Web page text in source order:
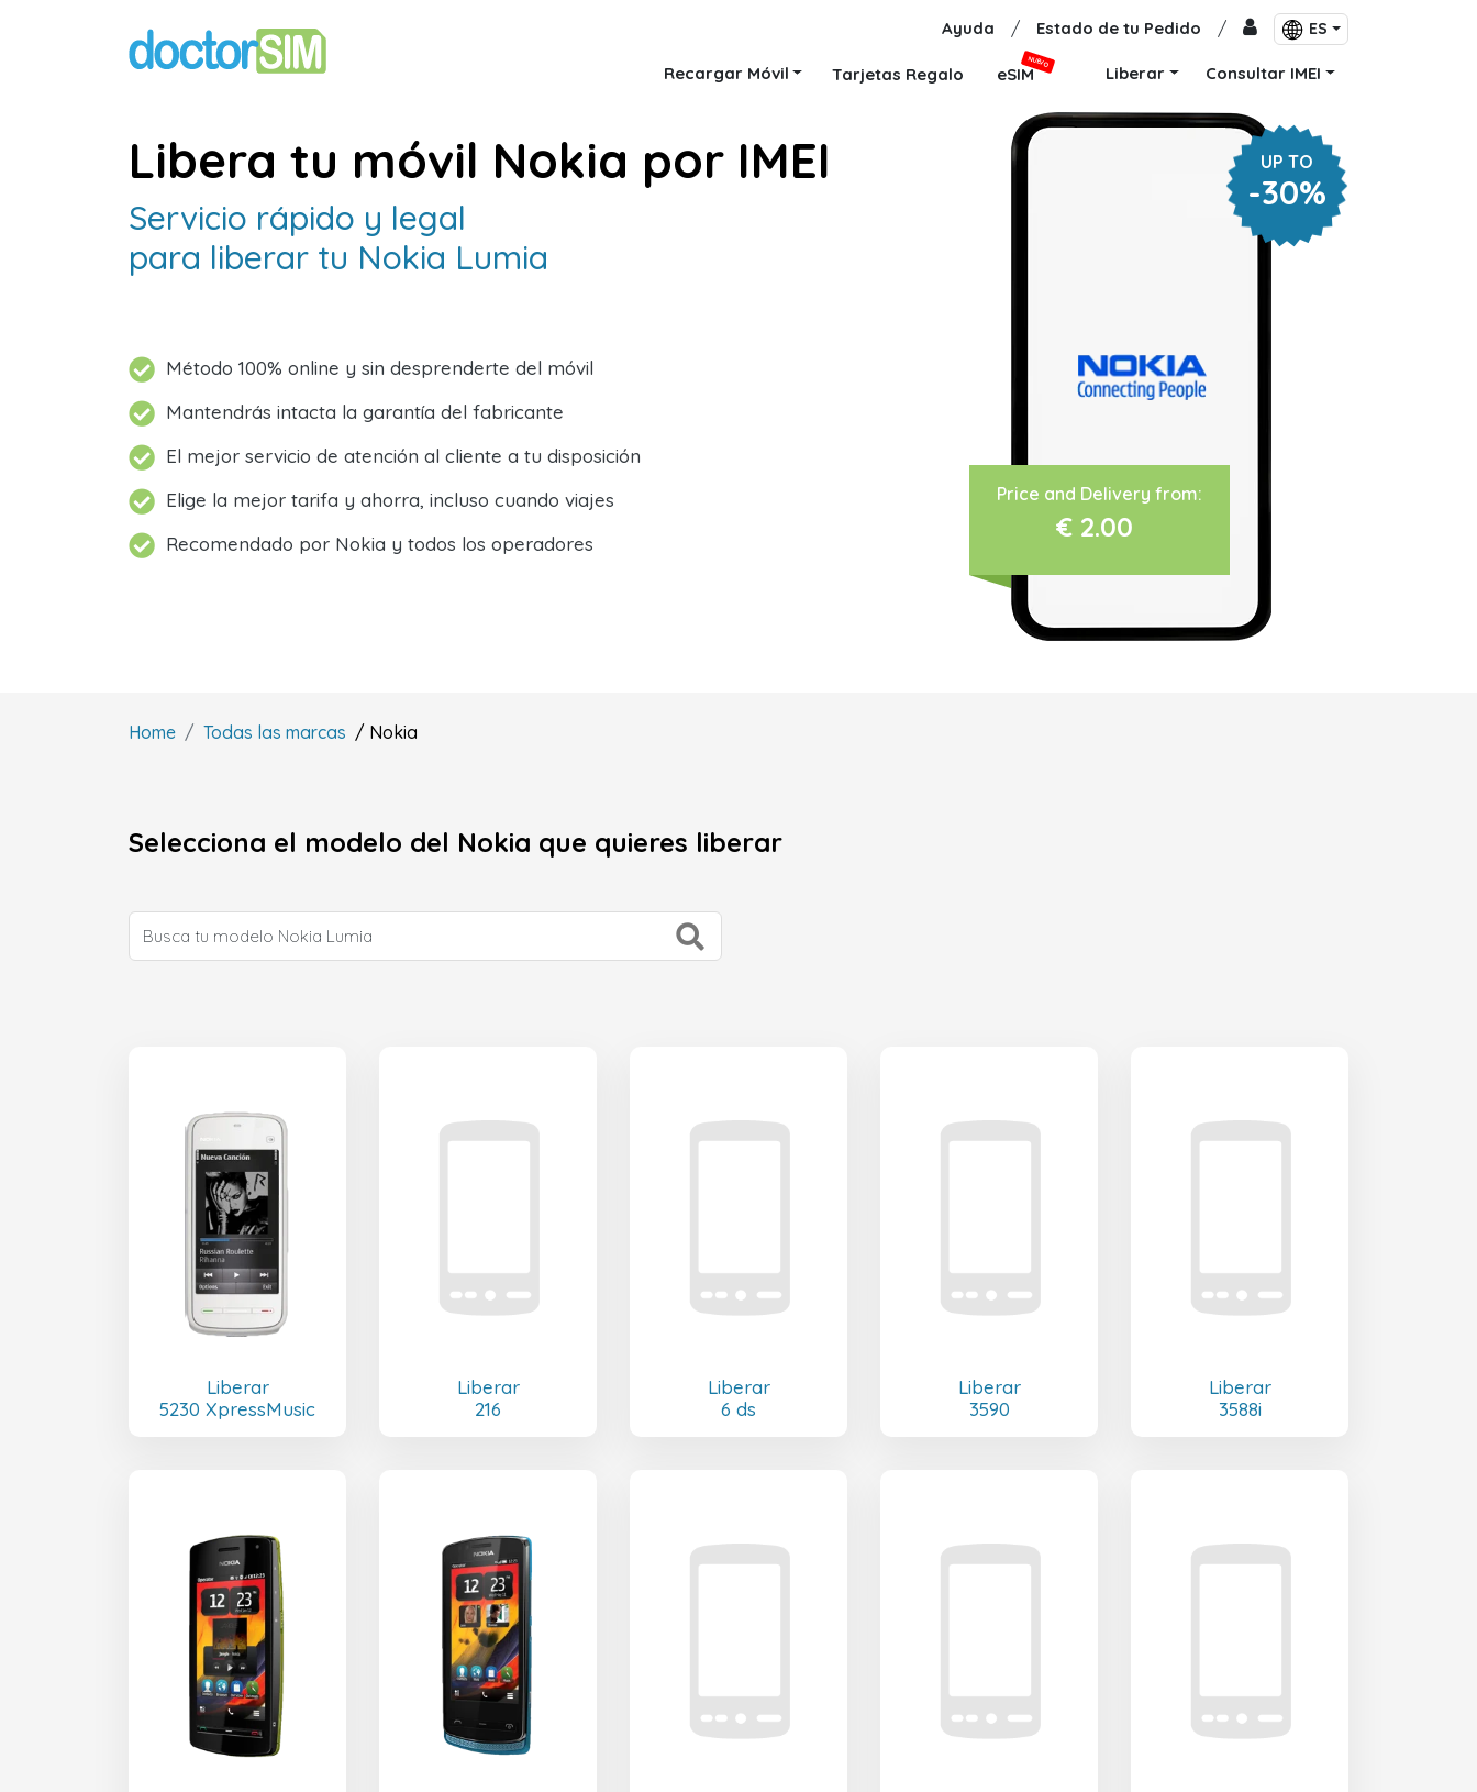
Ayuda / Estado de tu Pedido / ES
Recargar Móvil Tarjetas Regalo eSIM
NUEVO
Liberar Consultar IMEI
UP TO
-30%
Price and Delivery from:
€ 2.00
Libera tu móvil Nokia por IMEI
Servicio rápido y legal
para liberar tu Nokia Lumia
Método 100% online y sin desprenderte del móvil
Mantendrás intacta la garantía del fabricante
El mejor servicio de atención al cliente a tu disposición
Elige la mejor tarifa y ahorra, incluso cuando viajes
Recomendado por Nokia y todos los operadores
Home Todas las marcas / Nokia
Selecciona el modelo del Nokia que quieres liberar
Liberar
5230 XpressMusic
Liberar
216
Liberar
6 ds
Liberar
3590
Liberar
3588i